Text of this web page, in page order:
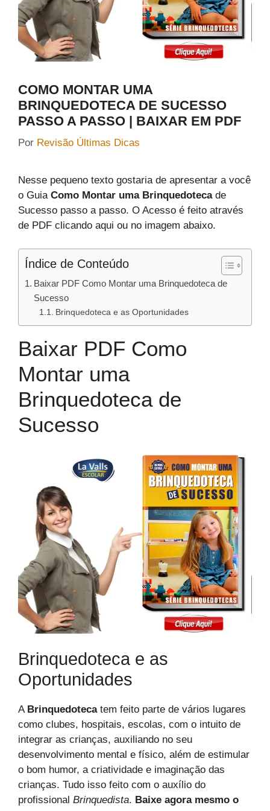
COMO MONTAR UMA
BRINQUEDOTECA DE SUCESSO
PASSO A PASSO | BAIXAR EM PDF
Por Revisão Últimas Dicas
Nesse pequeno texto gostaria de apresentar a você
o Guia Como Montar uma Brinquedotecade
Sucesso passo a passo. O Acesso é feito através
de PDF clicando aqui ou no imagem abaixo.
Índice de Conteúdo
Baixar PDF Como Montar uma Brinquedoteca de
Sucesso
Brinquedoteca e as Oportunidades
Baixar PDF Como
Montar uma
Brinquedoteca de
Sucesso
Brinquedoteca e as
Oportunidades
A Brinquedotecatem feito parte de vários lugares
como clubes, hospitais, escolas, com o intuito de
integrar as crianças, auxiliando no seu
desenvolvimento mental e físico, além de estimular
o bom humor, a criatividade e imaginação das
crianças. Tudo isso feito com o auxílio do
profissional Brinquedista. Baixe agora mesmo o